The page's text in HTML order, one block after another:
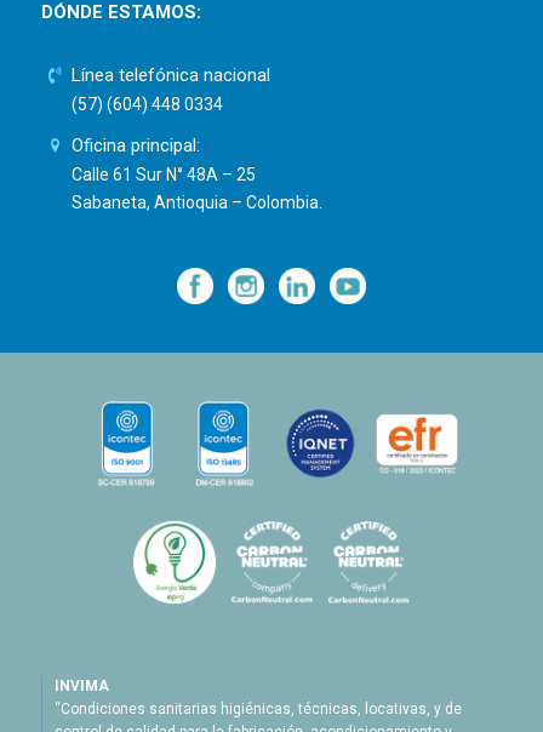
DÓNDE ESTAMOS:
Línea telefónica nacional
(57) (604) 448 0334
Oficina principal:
Calle 61 Sur N° 48A – 25
Sabaneta, Antioquia – Colombia.
— — —
INVIMA
“Condiciones sanitarias higiénicas, técnicas, locativas, y de